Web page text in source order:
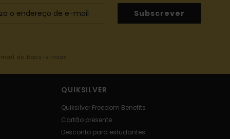
Subscrever
de boas-vindas
QUIKSILVER
Quiksilver Freedom Benefits
Cartão presente
Desconto para estudantes